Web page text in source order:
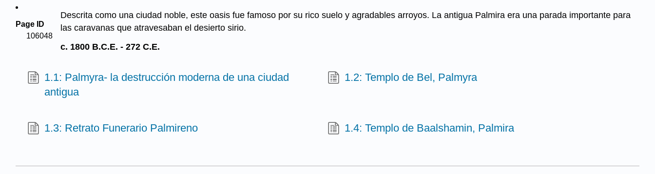
Page ID
106048
Descrita como una ciudad noble, este oasis fue famoso por su rico suelo y agradables arroyos. La antigua Palmira era una parada importante para
las caravanas que atravesaban el desierto sirio.
c. 1800 B.C.E. - 272 C.E.
1.1: Palmyra- la destrucción moderna de una ciudad
antigua
1.2: Templo de Bel, Palmyra
1.3: Retrato Funerario Palmireno 1.4: Templo de Baalshamin, Palmira